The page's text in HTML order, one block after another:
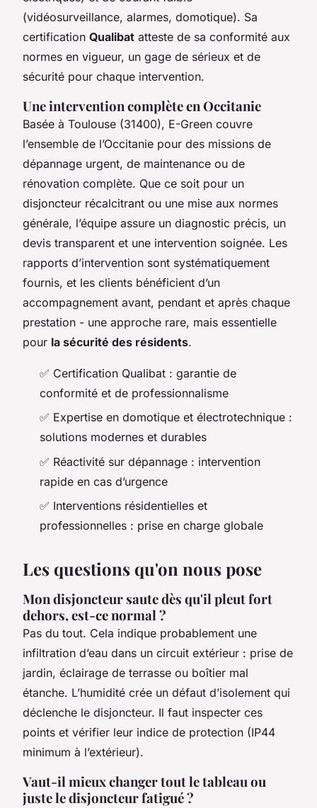
(vidéosurveillance, alarmes, domotique). Sa
certification Qualibat atteste de sa conformité aux
normes en vigueur, un gage de sérieux et de
sécurité pour chaque intervention.
Une intervention complète en Occitanie
Basée à Toulouse (31400), E-Green couvre
l’ensemble de l’Occitanie pour des missions de
dépannage urgent, de maintenance ou de
rénovation complète. Que ce soit pour un
disjoncteur récalcitrant ou une mise aux normes
générale, l’équipe assure un diagnostic précis, un
devis transparent et une intervention soignée. Les
rapports d’intervention sont systématiquement
fournis, et les clients bénéficient d’un
accompagnement avant, pendant et après chaque
prestation - une approche rare, mais essentielle
pour la sécurité des résidents.
✅ Certification Qualibat : garantie de
conformité et de professionnalisme
✅ Expertise en domotique et électrotechnique :
solutions modernes et durables
✅ Réactivité sur dépannage : intervention
rapide en cas d’urgence
✅ Interventions résidentielles et
professionnelles : prise en charge globale
Les questions qu'on nous pose
Mon disjoncteur saute dès qu'il pleut fort
dehors, est-ce normal ?
Pas du tout. Cela indique probablement une
infiltration d’eau dans un circuit extérieur : prise de
jardin, éclairage de terrasse ou boîtier mal
étanche. L’humidité crée un défaut d’isolement qui
déclenche le disjoncteur. Il faut inspecter ces
points et vérifier leur indice de protection (IP44
minimum à l’extérieur).
Vaut-il mieux changer tout le tableau ou
juste le disjoncteur fatigué ?